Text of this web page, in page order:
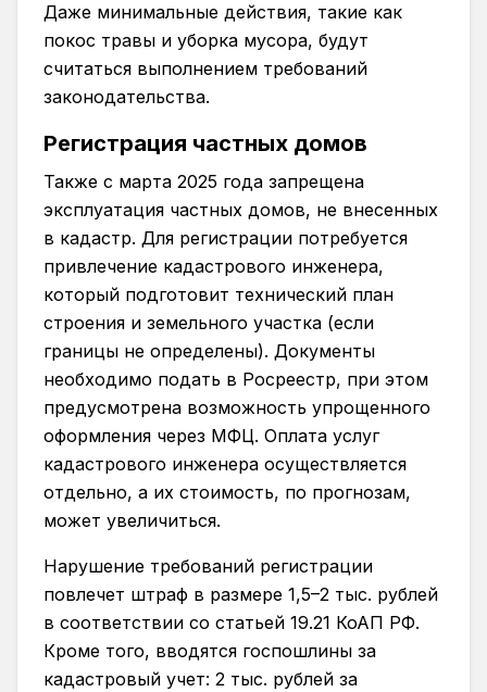
Даже минимальные действия, такие как
покос травы и уборка мусора, будут
считаться выполнением требований
законодательства.
Регистрация частных домов
Также с марта 2025 года запрещена
эксплуатация частных домов, не внесенных
в кадастр. Для регистрации потребуется
привлечение кадастрового инженера,
который подготовит технический план
строения и земельного участка (если
границы не определены). Документы
необходимо подать в Росреестр, при этом
предусмотрена возможность упрощенного
оформления через МФЦ. Оплата услуг
кадастрового инженера осуществляется
отдельно, а их стоимость, по прогнозам,
может увеличиться.
Нарушение требований регистрации
повлечет штраф в размере 1,5–2 тыс. рублей
в соответствии со статьей 19.21 КоАП РФ.
Кроме того, вводятся госпошлины за
кадастровый учет: 2 тыс. рублей за